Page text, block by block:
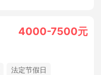
4000-7500元
法定节假日